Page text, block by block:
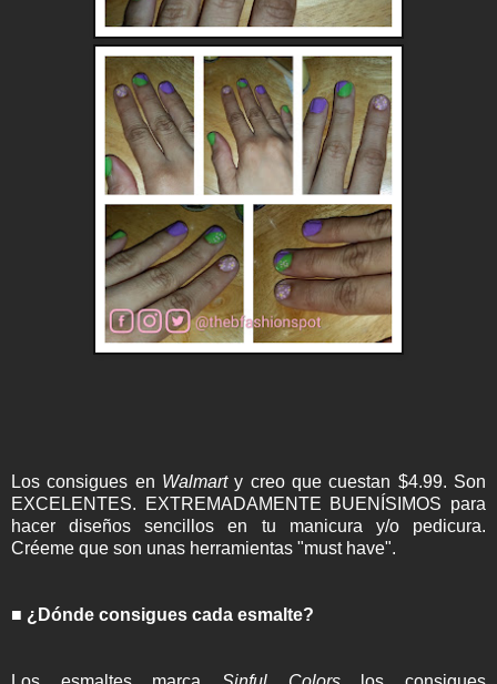
Los consigues en Walmarty creo que cuestan $4.99. Son
EXCELENTES. EXTREMADAMENTE BUENÍSIMOS para
hacer diseños sencillos en tu manicura y/o pedicura.
Créeme que son unas herramientas "must have".
■ ¿Dónde consigues cada esmalte?